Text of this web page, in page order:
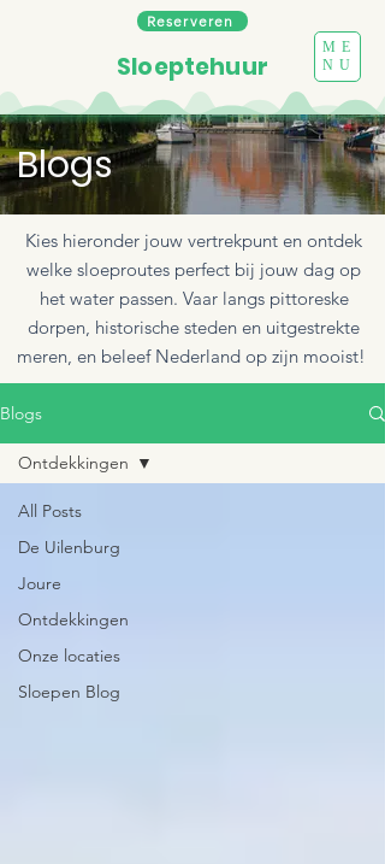
Reserveren
ME
NU
Sloeptehuur
Blogs
Kies hieronder jouw vertrekpunt en ontdek
welke sloeproutes perfect bij jouw dag op
het water passen. Vaar langs pittoreske
dorpen, historische steden en uitgestrekte
meren, en beleef Nederland op zijn mooist!
Blogs
All Posts
De Uilenburg
Joure
Ontdekkingen
Onze locaties
Sloepen Blog
Ontdekkingen